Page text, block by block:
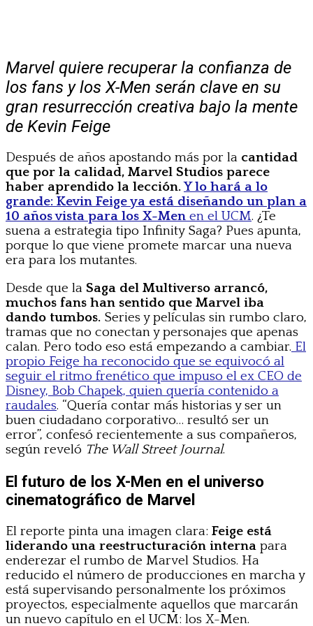
Marvel quiere recuperar la confianza de
los fans y los X-Men serán clave en su
gran resurrección creativa bajo la mente
de Kevin Feige
Después de años apostando más por la cantidad
que por la calidad, Marvel Studios parece
haber aprendido la lección.Y lo hará a lo
grande: Kevin Feige ya está diseñando un plan a
10 años vista para los X-Men en el UCM. ¿Te
suena a estrategia tipo Infinity Saga? Pues apunta,
porque lo que viene promete marcar una nueva
era para los mutantes.
Desde que la Saga del Multiverso arrancó,
muchos fans han sentido que Marvel iba
dando tumbos. Series y películas sin rumbo claro,
tramas que no conectan y personajes que apenas
calan. Pero todo eso está empezando a cambiar. El
propio Feige ha reconocido que se equivocó al
seguir el ritmo frenético que impuso el ex CEO de
Disney, Bob Chapek, quien quería contenido a
raudales. “Quería contar más historias y ser un
buen ciudadano corporativo… resultó ser un
error”, confesó recientemente a sus compañeros,
según reveló The Wall Street Journal.
El futuro de los X-Men en el universo
cinematográfico de Marvel
El reporte pinta una imagen clara: Feige está
liderando una reestructuración interna para
enderezar el rumbo de Marvel Studios. Ha
reducido el número de producciones en marcha y
está supervisando personalmente los próximos
proyectos, especialmente aquellos que marcarán
un nuevo capítulo en el UCM: los X-Men.